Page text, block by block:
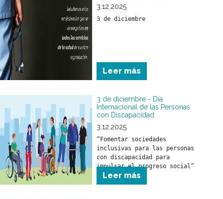
3.12.2025
3 de diciembre
Leer más
3 de diciembre - Día
Internacional de las Personas
con Discapacidad
3.12.2025
“Fomentar sociedades
inclusivas para las personas
con discapacidad para
impulsar el progreso social”
Leer más